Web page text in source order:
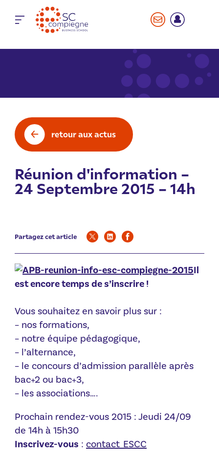
retour aux actus
Réunion d'information –
24 Septembre 2015 – 14h
Partagez cet article
Il
est encore temps de s’inscrire !
Vous souhaitez en savoir plus sur :
– nos formations,
– notre équipe pédagogique,
– l’alternance,
– le concours d’admission parallèle après
bac+2 ou bac+3,
– les associations….
Prochain rendez-vous 2015 : Jeudi 24/09
de 14h à 15h30
Inscrivez-vous : contact_ESCC